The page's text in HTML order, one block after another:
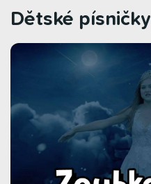
Dětské písničky